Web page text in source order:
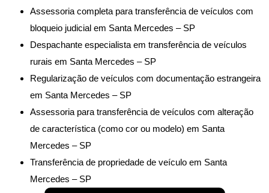
Assessoria completa para transferência de veículos com
bloqueio judicial em Santa Mercedes – SP
Despachante especialista em transferência de veículos
rurais em Santa Mercedes – SP
Regularização de veículos com documentação estrangeira
em Santa Mercedes – SP
Assessoria para transferência de veículos com alteração
de característica (como cor ou modelo) em Santa
Mercedes – SP
Transferência de propriedade de veículo em Santa
Mercedes – SP